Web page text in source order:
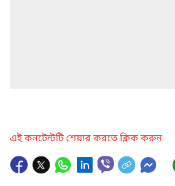
এই কনটেন্টটি শেয়ার করতে ক্লিক করুন